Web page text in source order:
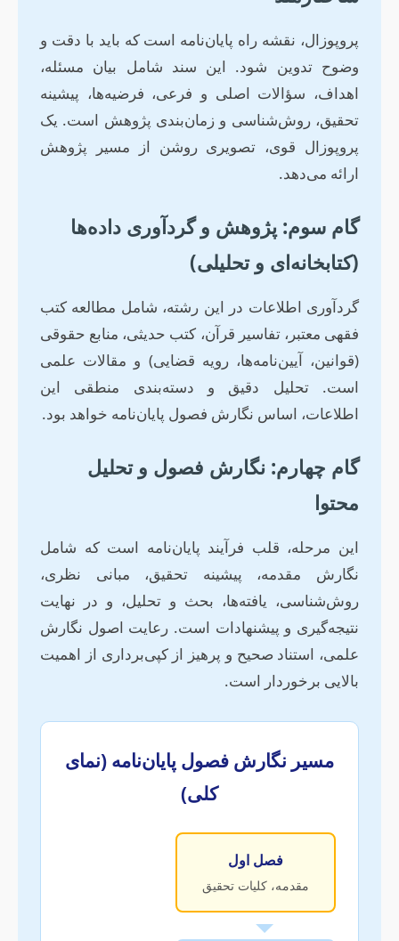
پروپوزال، نقشه راه پایان‌نامه است که باید با دقت و
وضوح تدوین شود. این سند شامل بیان مسئله،
اهداف، سؤالات اصلی و فرعی، فرضیه‌ها، پیشینه
تحقیق، روش‌شناسی و زمان‌بندی پژوهش است. یک
پروپوزال قوی، تصویری روشن از مسیر پژوهش
ارائه می‌دهد.
گام سوم: پژوهش و گردآوری داده‌ها
(کتابخانه‌ای و تحلیلی)
گردآوری اطلاعات در این رشته، شامل مطالعه کتب
فقهی معتبر، تفاسیر قرآن، کتب حدیثی، منابع حقوقی
(قوانین، آیین‌نامه‌ها، رویه قضایی) و مقالات علمی
است. تحلیل دقیق و دسته‌بندی منطقی این
اطلاعات، اساس نگارش فصول پایان‌نامه خواهد بود.
گام چهارم: نگارش فصول و تحلیل
محتوا
این مرحله، قلب فرآیند پایان‌نامه است که شامل
نگارش مقدمه، پیشینه تحقیق، مبانی نظری،
روش‌شناسی، یافته‌ها، بحث و تحلیل، و در نهایت
نتیجه‌گیری و پیشنهادات است. رعایت اصول نگارش
علمی، استناد صحیح و پرهیز از کپی‌برداری از اهمیت
بالایی برخوردار است.
مسیر نگارش فصول پایان‌نامه (نمای
کلی)
فصل اول
مقدمه، کلیات تحقیق